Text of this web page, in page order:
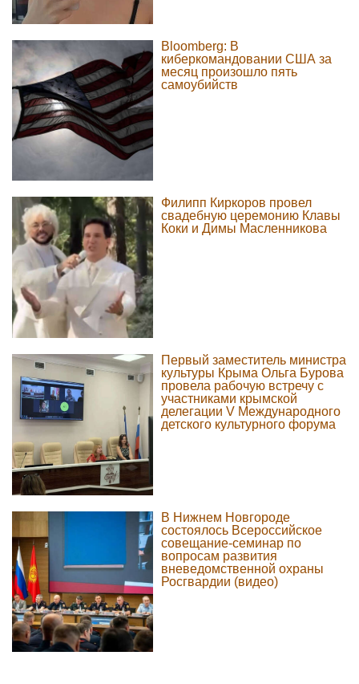
Bloomberg: В
киберкомандовании США за
месяц произошло пять
самоубийств
Филипп Киркоров провел
свадебную церемонию Клавы
Коки и Димы Масленникова
Первый заместитель министра
культуры Крыма Ольга Бурова
провела рабочую встречу с
участниками крымской
делегации V Международного
детского культурного форума
В Нижнем Новгороде
состоялось Всероссийское
совещание-семинар по
вопросам развития
вневедомственной охраны
Росгвардии (видео)